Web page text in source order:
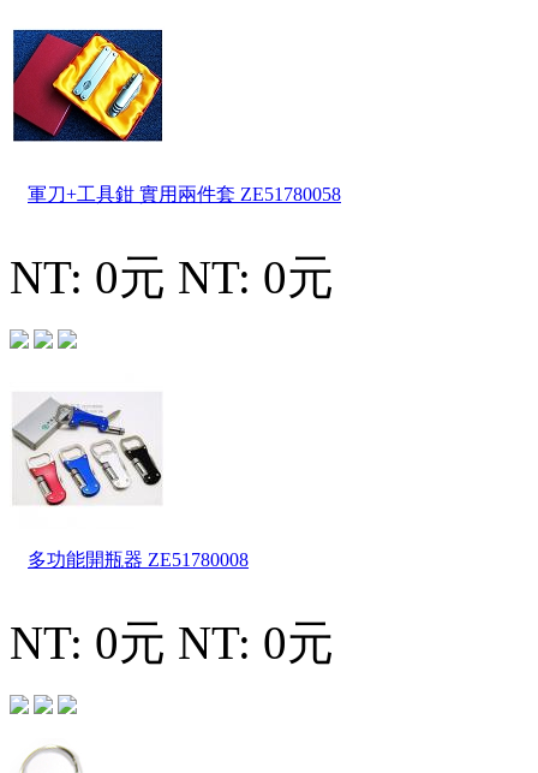
軍刀+工具鉗 實用兩件套 ZE51780058
NT: 0元 NT: 0元
多功能開瓶器 ZE51780008
NT: 0元 NT: 0元